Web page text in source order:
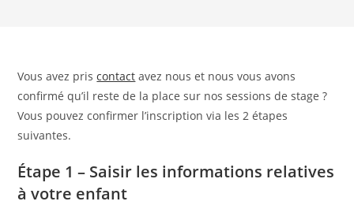
Vous avez priscontact avez nous et nous vous avons
confirmé qu’il reste de la place sur nos sessions de stage ?
Vous pouvez confirmer l’inscription via les 2 étapes
suivantes.
Étape 1 – Saisir les informations relatives
à votre enfant